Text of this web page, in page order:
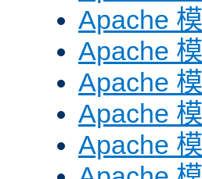
Apache
Apache
Apache
Apache
Apache